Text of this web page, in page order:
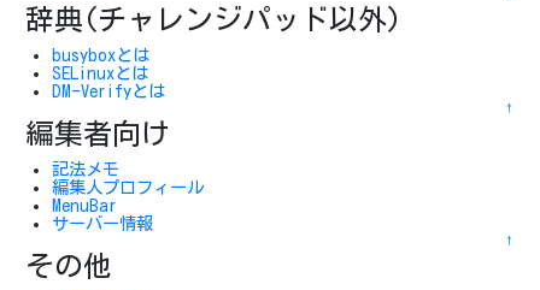
辞典(チャレンジパッド以外)
busyboxとは
SELinuxとは
DM-Verifyとは
↑
編集者向け
記法メモ
編集人プロフィール
MenuBar
サーバー情報
↑
その他